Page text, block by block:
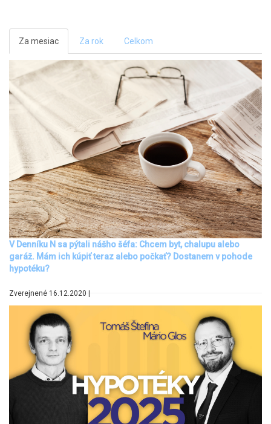
Za mesiac Za rok Celkom
V Denníku N sa pýtali nášho šéfa: Chcem byt, chalupu alebo
garáž. Mám ich kúpiť teraz alebo počkať? Dostanem v pohode
hypotéku?
Zverejnené 16.12.2020 |